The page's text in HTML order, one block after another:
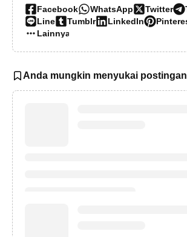
Facebook WhatsApp Twitter
Line
Tumblr LinkedIn
Lainnya…
Anda mungkin menyukai